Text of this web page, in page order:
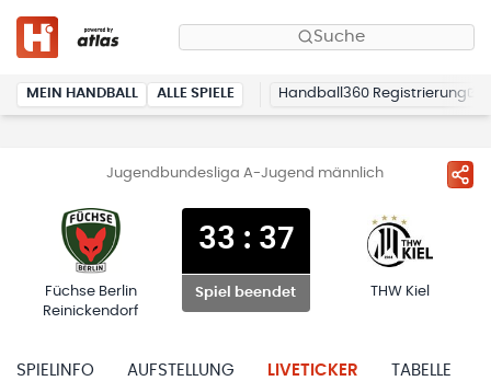
Suche
MEIN HANDBALL ALLE SPIELE Handball360 Registrierung
Jugendbundesliga A-Jugend männlich
Füchse Berlin
Reinickendorf
33 : 37
Spiel beendet THW Kiel
SPIELINFO AUFSTELLUNG LIVETICKER TABELLE